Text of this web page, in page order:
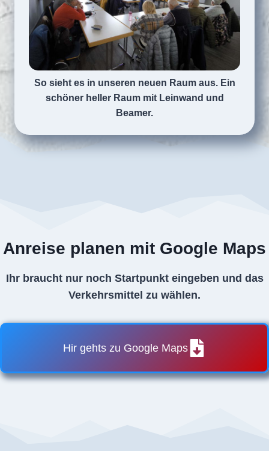
So sieht es in unseren neuen Raum aus. Ein
schöner heller Raum mit Leinwand und
Beamer.
Anreise planen mit Google Maps
Ihr braucht nur noch Startpunkt eingeben und das
Verkehrsmittel zu wählen.
Hir gehts zu Google Maps